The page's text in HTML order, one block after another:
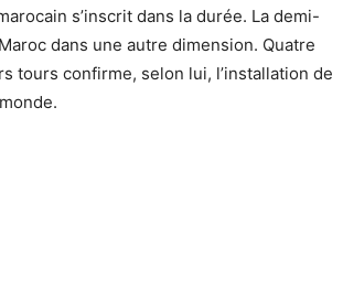
s’inscrit dans la durée. La demi-
dans une autre dimension. Quatre
tours confirme, selon lui, l’installation de